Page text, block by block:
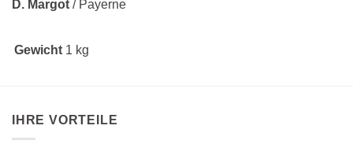
D. Margot / Payerne
Gewicht 1 kg
IHRE VORTEILE